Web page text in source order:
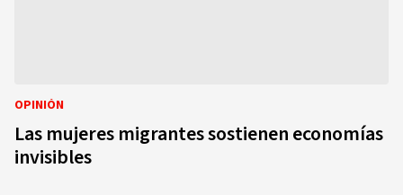
OPINIÓN
Las mujeres migrantes sostienen economías
invisibles